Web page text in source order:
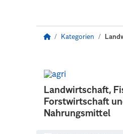
Kategorien
Landwirtschaft,
Forstwirtschaft
Nahrungsmittel